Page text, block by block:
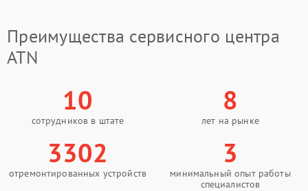
Преимущества сервисного центра
ATN
10
сотрудников в штате
8
лет на рынке
3302
отремонтированных устройств
3
минимальный опыт работы
специалистов